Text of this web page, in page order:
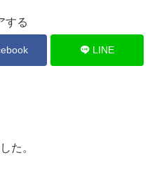
する
LINE
た。